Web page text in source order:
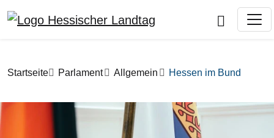
Pfadnavigation
Startseite Parlament Allgemein Hessen im Bund